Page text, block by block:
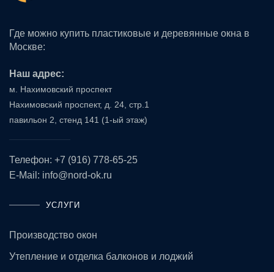
Где можно купить пластиковые и деревянные окна в
Москве:
Наш адрес:
м. Нахимовский проспект
Нахимовский проспект, д. 24, стр.1
павильон 2, стенд 141 (1-ый этаж)
Телефон: +7 (916) 778-65-25
E-Mail: info@nord-ok.ru
УСЛУГИ
Производство окон
Утепление и отделка балконов и лоджий